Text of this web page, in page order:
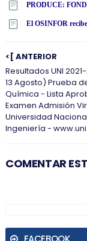
<[ ANTERIOR
Resultados UNI
13 Agosto) Prueba
Química - Lista
Examen Admisión
Universidad
Ingeniería -
COMENTAR